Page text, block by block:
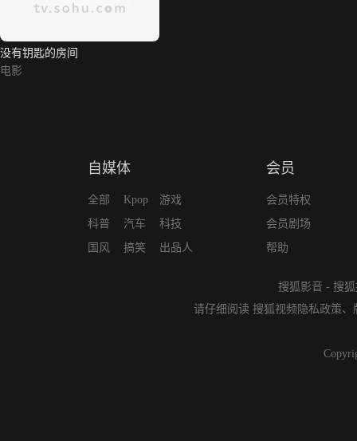
没有钥匙的房间
电影
自媒体
全部
科普
国风
Kpop
汽车
搞笑
游戏
科技
出品人
会员
会员特权
会员剧场
帮助
搜狐影音 - 搜
请仔细阅读 搜狐视频隐私政策、